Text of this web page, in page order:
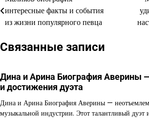
по
интересные факты и события
из жизни популярного певца
Связанные записи
Дина и Арина Биография Аверины
и достижения дуэта
Дина и Арина Биография Аверины —
музыкальной индустрии. Этот талантливый дуэт